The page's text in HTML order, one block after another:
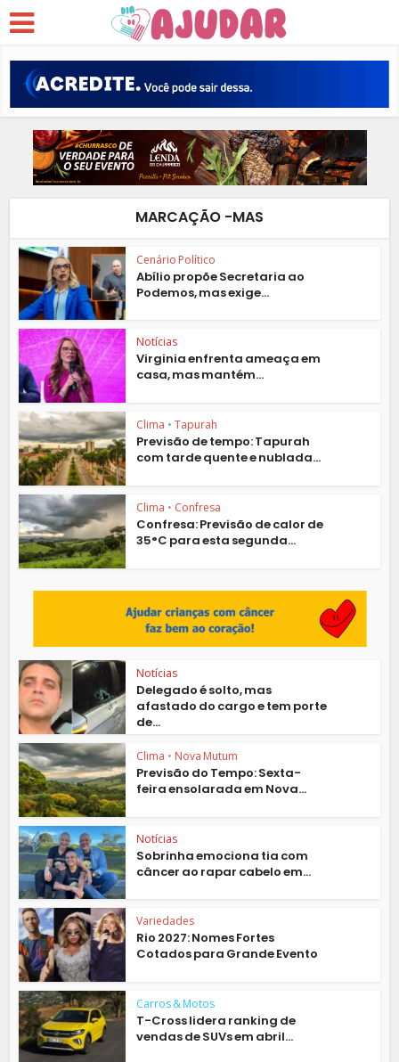
MARCAÇÃO -MAS
Cenário Político
Abílio propõe Secretaria ao
Podemos, mas exige...
Notícias
Virginia enfrenta ameaça em
casa, mas mantém...
Clima • Tapurah
Previsão de tempo: Tapurah
com tarde quente e nublada...
Clima • Confresa
Confresa: Previsão de calor de
35°C para esta segunda...
Notícias
Delegado é solto, mas
afastado do cargo e tem porte
de...
Clima • Nova Mutum
Previsão do Tempo: Sexta-
feira ensolarada em Nova...
Notícias
Sobrinha emociona tia com
câncer ao rapar cabelo em...
Variedades
Rio 2027: Nomes Fortes
Cotados para Grande Evento
Carros & Motos
T-Cross lidera ranking de
vendas de SUVs em abril...